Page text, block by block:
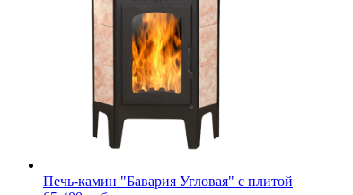
Печь-камин "Бавария Угловая" с плитой